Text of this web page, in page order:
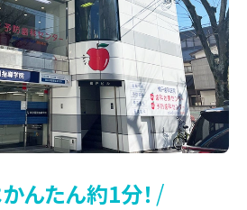
んたん約1分！ /